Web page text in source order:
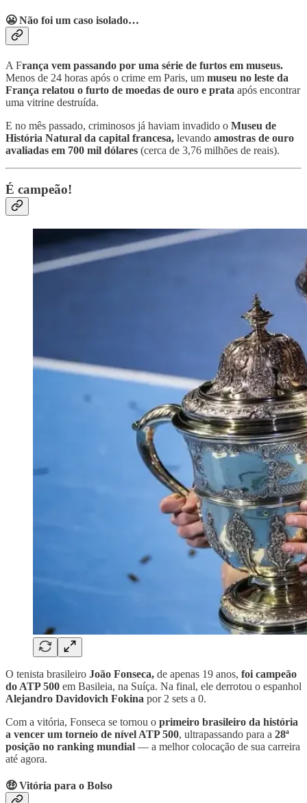
😬 Não foi um caso isolado…
A França vem passando por uma série de furtos em museus.
Menos de 24 horas após o crime em Paris, um museu no leste da
França relatou o furto de moedas de ouro e prata após encontrar
uma vitrine destruída.
E no mês passado, criminosos já haviam invadido o Museu de
História Natural da capital francesa, levando amostras de ouro
avaliadas em 700 mil dólares (cerca de 3,76 milhões de reais).
É campeão!
O tenista brasileiro João Fonseca, de apenas 19 anos, foi campeão
do ATP 500 em Basileia, na Suíça. Na final, ele derrotou o espanhol
Alejandro Davidovich Fokina por 2 sets a 0.
Com a vitória, Fonseca se tornou o primeiro brasileiro da história
a vencer um torneio de nível ATP 500, ultrapassando para a 28ª
posição no ranking mundial — a melhor colocação de sua carreira
até agora.
🤑 Vitória para o Bolso